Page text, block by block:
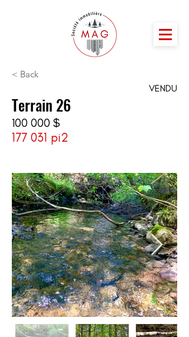
< Back
VENDU
Terrain 26
100 000 $
177 031 pi2